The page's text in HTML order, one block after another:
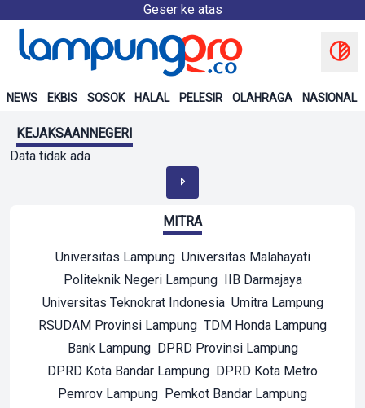
Geser ke atas
NEWS EKBIS SOSOK HALAL PELESIR OLAHRAGA NASIONAL
KEJAKSAANNEGERI
Data tidak ada
MITRA
Universitas Lampung Universitas Malahayati
Politeknik Negeri Lampung IIB Darmajaya
Universitas Teknokrat Indonesia Umitra Lampung
RSUDAM Provinsi Lampung TDM Honda Lampung
Bank Lampung DPRD Provinsi Lampung
DPRD Kota Bandar Lampung DPRD Kota Metro
Pemrov Lampung Pemkot Bandar Lampung